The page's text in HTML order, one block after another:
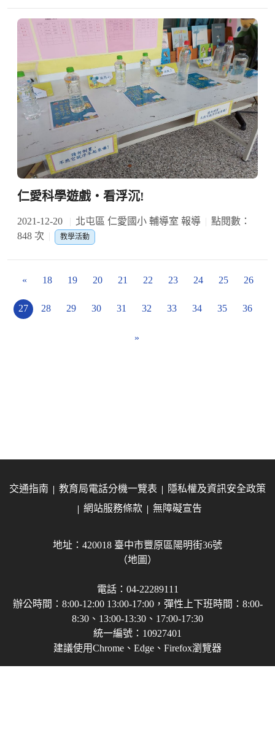
仁愛科學遊戲‧看浮沉!
2021-12-20 北屯區 仁愛國小 輔導室 報導
點閱數：
848 次
教學活動
« 18 19 20 21 22 23 24 25 26
27 28 29 30 31 32 33 34 35 36
»
交通指南 教育局電話分機一覽表
隱私權及資訊安全政策
網站服務條款
無障礙宣告
地址：420018 臺中市豐原區陽明街36號
（地圖）
電話：04-22289111
辦公時間：8:00-12:00 13:00-17:00，彈性上下班時間：8:00-
8:30、13:00-13:30、17:00-17:30
統一編號：10927401
建議使用Chrome、Edge、Firefox瀏覽器